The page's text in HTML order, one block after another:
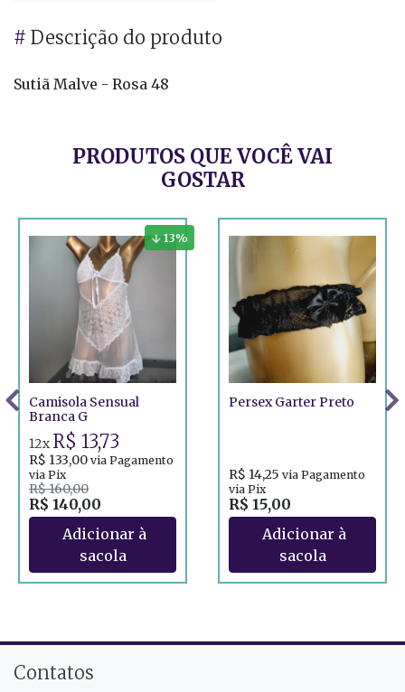
# Descrição do produto
Sutiã Malve - Rosa 48
PRODUTOS QUE VOCÊ VAI
GOSTAR
13%
Camisola Sensual
Branca G
R$ 160,00
R$ 140,00
12x R$ 13,73
R$ 133,00 via Pagamento
via Pix
Persex Garter Preto
R$ 15,00
R$ 14,25 via Pagamento
via Pix
Contatos